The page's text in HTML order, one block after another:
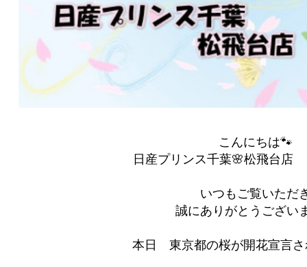
こんにちは🐾
日産プリンス千葉🌸松飛台店
いつもご覧いただ
誠にありがとうござい
本日 東京都の桜が開花宣言さ